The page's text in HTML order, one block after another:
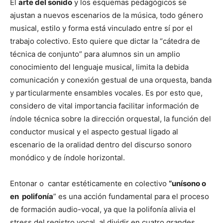
El arte del sonido y los esquemas pedagógicos se
ajustan a nuevos escenarios de la música, todo género
musical, estilo y forma está vinculado entre sí por el
trabajo colectivo. Esto quiere que dictar la “cátedra de
técnica de conjunto” para alumnos sin un amplio
conocimiento del lenguaje musical, limita la debida
comunicación y conexión gestual de una orquesta, banda
y particularmente ensambles vocales. Es por esto que,
considero de vital importancia facilitar información de
índole técnica sobre la dirección orquestal, la función del
conductor musical y el aspecto gestual ligado al
escenario de la oralidad dentro del discurso sonoro
monódico y de índole horizontal.
Entonar o cantar estéticamente en colectivo “unísono o
en polifonía” es una acción fundamental para el proceso
de formación audio-vocal, ya que la polifonía alivia el